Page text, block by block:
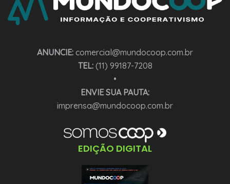
ANUNCIE: comercial@mundocoop.com.br
TEL:(11) 99187-7208
•
ENVIE SUA PAUTA:
imprensa@mundocoop.com.br
EDIÇÃO DIGITAL